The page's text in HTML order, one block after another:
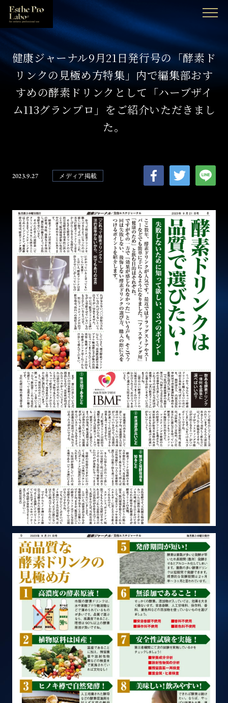
MENU
健康ジャーナル9月21日発行号の「酵素ド
リンクの見極め方特集」内で編集部おす
すめの酵素ドリンクとして「ハーブザイ
ム113グランプロ」をご紹介いただきまし
た。
2023.9.27 メディア掲載